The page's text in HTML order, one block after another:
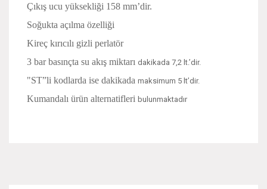
Çıkış ucu yüksekliği 158 mm’dir.
Soğukta açılma özelliği
Kireç kırıcılı gizli perlatör
3 bar basınçta su akış miktarı dakikada 7,2 lt.’dir.
"ST”li kodlarda ise dakikada maksimum 5 lt’dir.
Kumandalı ürün alternatifleri bulunmaktadır